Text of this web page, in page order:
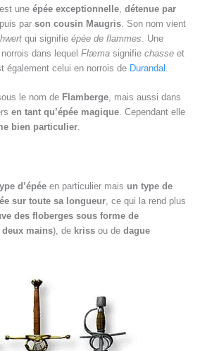
est une épée exceptionnelle détenue par
puis par son cousin Maugris . Son nom vient
qui signifie épée de flammes . Une
dans lequel Flæma signifie chasse et
également celui en norrois de Durandal
le nom de Flamberge, mais aussi dans
en tant qu’épée magique. Cependant elle
bien particulier.
d’épée en particulier mais un type de
sur toute sa longueur , ce qui la rend plus
des floberges sous forme de
deux mains), de kriss ou de dague